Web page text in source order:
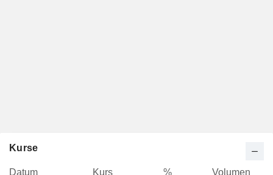
Kurse
Datum Kurs %
Volumen